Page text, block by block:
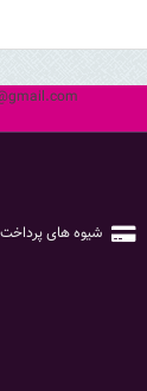
شیوه های پرداخت